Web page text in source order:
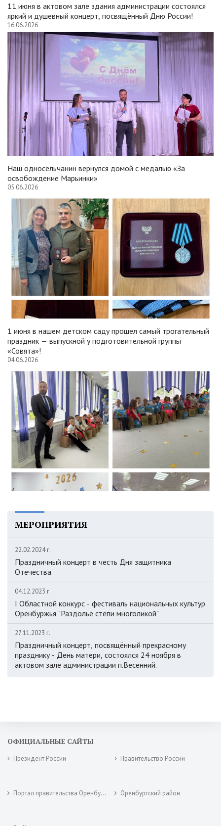
11 июня в актовом зале здания администрации состоялся
яркий и душевный концерт, посвящённый Дню России!
16.06.2026
Наш односельчанин вернулся домой с медалью «За
освобождение Марьинки»
05.06.2026
1 июня в нашем детском саду прошел самый трогательный
праздник — выпускной у подготовительной группы
«Совята»!
04.06.2026
МЕРОПРИЯТИЯ
22.02.2024 г.
Праздничный концерт в честь Дня защитника
Отечества
04.12.2023 г.
I Областной конкурс - фестиваль национальных культур
Оренбуржья "Раздолье степи многоликой"
27.11.2023 г.
Праздничный концерт, посвящённый прекрасному
празднику - День матери, состоялся 24 ноября в
актовом зале администрации п.Весенний.
ОФИЦИАЛЬНЫЕ САЙТЫ
Президент России Правительство России
Портал правительства Оренбургской области Оренбургский район